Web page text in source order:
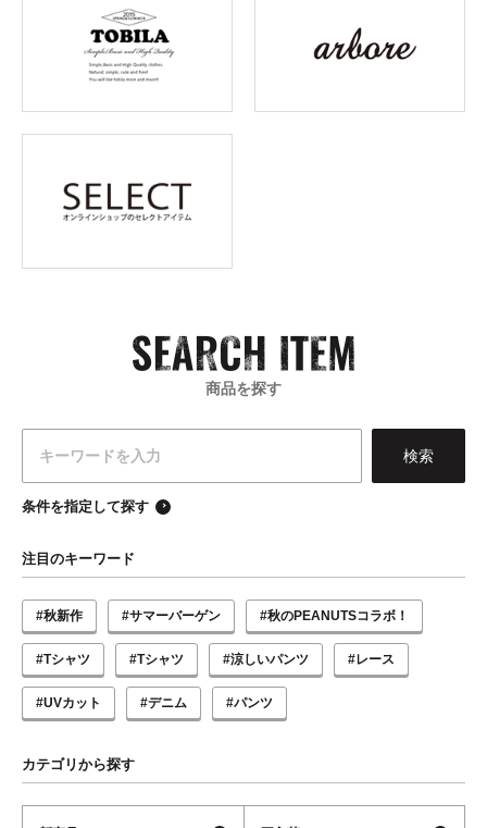
商品を探す
条件を指定して探す
注目のキーワード
#秋新作 #サマーバーゲン #秋のPEANUTSコラボ！
#Tシャツ #Tシャツ #涼しいパンツ #レース
#UVカット #デニム #パンツ
カテゴリから探す